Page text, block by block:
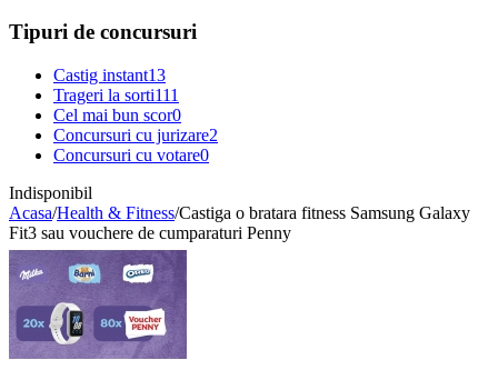
Tipuri de concursuri
Castig instant13
Trageri la sorti111
Cel mai bun scor0
Concursuri cu jurizare2
Concursuri cu votare0
Indisponibil
Acasa/Health & Fitness/Castiga o bratara fitness Samsung Galaxy
Fit3 sau vouchere de cumparaturi Penny